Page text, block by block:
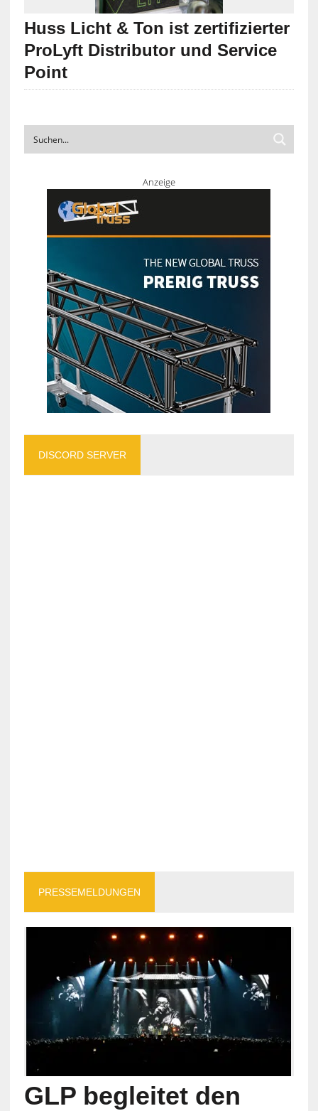
Huss Licht & Ton ist zertifizierter
ProLyft Distributor und Service
Point
Anzeige
DISCORD SERVER
PRESSEMELDUNGEN
GLP begleitet den